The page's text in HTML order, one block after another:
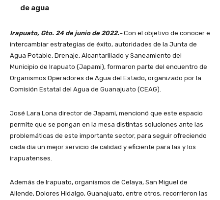
de agua
Irapuato, Gto. 24 de junio de 2022.- Con el objetivo de conocer e
intercambiar estrategias de éxito, autoridades de la Junta de
Agua Potable, Drenaje, Alcantarillado y Saneamiento del
Municipio de Irapuato (Japami), formaron parte del encuentro de
Organismos Operadores de Agua del Estado, organizado por la
Comisión Estatal del Agua de Guanajuato (CEAG).
José Lara Lona director de Japami, mencionó que este espacio
permite que se pongan en la mesa distintas soluciones ante las
problemáticas de este importante sector, para seguir ofreciendo
cada día un mejor servicio de calidad y eficiente para las y los
irapuatenses.
Además de Irapuato, organismos de Celaya, San Miguel de
Allende, Dolores Hidalgo, Guanajuato, entre otros, recorrieron las